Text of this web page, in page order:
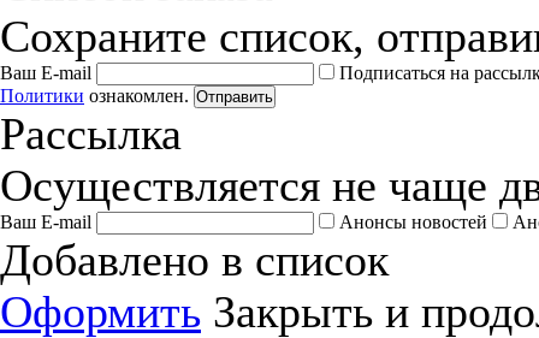
Сохраните список,
Ваш E-mail
Подписаться на
Политики ознакомлен. Отправить
Рассылка
Осуществляется не чаще
Ваш E-mail Анонсы новостей
Добавлено в список
Оформить Закрыть и